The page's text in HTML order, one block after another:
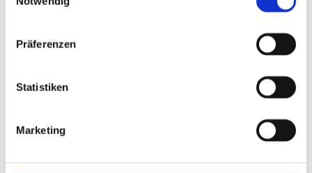
Präferenzen
Statistiken
Marketing